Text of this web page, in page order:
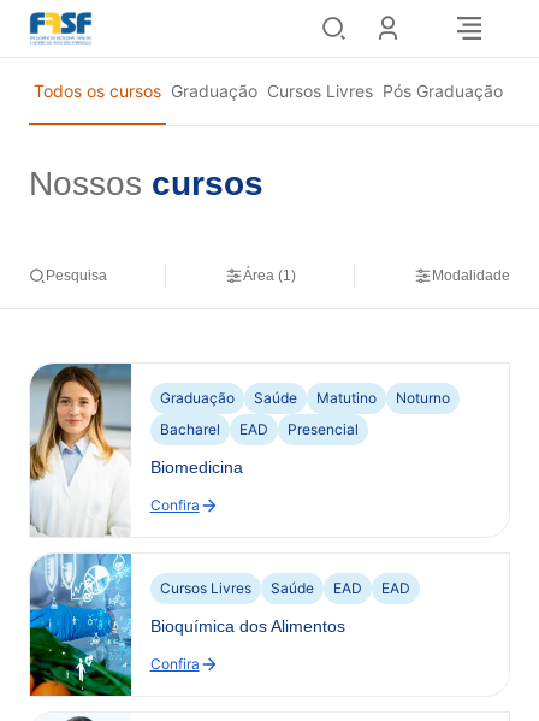
Pular
para
conteúdo
Todos os cursos Graduação Cursos Livres Pós Graduação
Nossos cursos
Pesquisa Área (1) Modalidade
Graduação Saúde Matutino
Noturno
Bacharel
EAD Presencial
Biomedicina
Confira
:
Cursos Livres Saúde EAD EAD
Bioquímica dos Alimentos
Confira
: